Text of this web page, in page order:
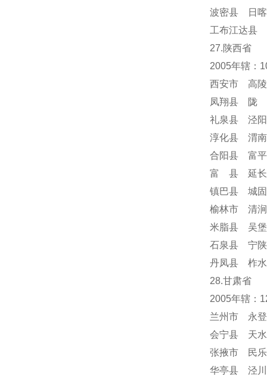
波密县 日
工布江达县
27.陕西省
2005年辖：
西安市 高
凤翔县 陇
礼泉县 泾
淳化县 渭
合阳县 富
富 县 延长
镇巴县 城
榆林市 清
米脂县 吴
石泉县 宁
丹凤县 柞
28.甘肃省
2005年辖：
兰州市 永
会宁县 天
张掖市 民
华亭县 泾